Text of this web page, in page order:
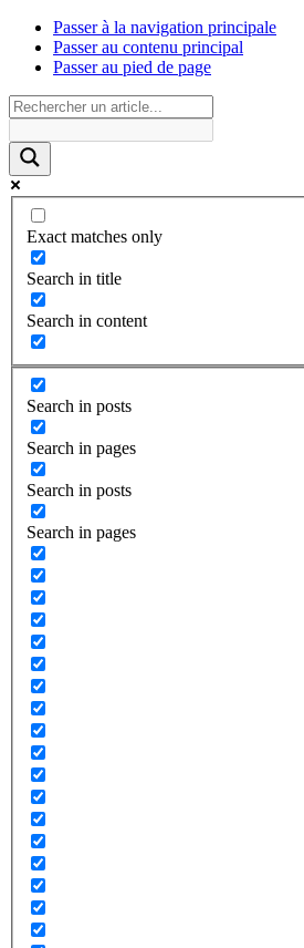
Passer à la navigation principale
Passer au contenu principal
Passer au pied de page
Exact matches only
Search in title
Search in content
Search in posts
Search in pages
Search in posts
Search in pages